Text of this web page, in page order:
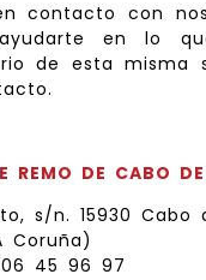
contacto con
en lo
de esta misma
REMO DE CABO
s/n. 15930 Cabo
Coruña)
45 96 97